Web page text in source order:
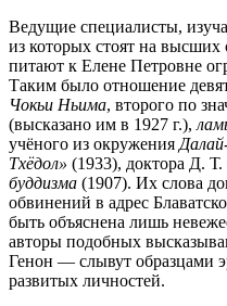
Ведущие специалисты,
из которых стоят на высших
питают к Елене Петровне
Таким было отношение
Чокьи Ньима, второго по
(высказано им в 1927 г.),
учёного из окружения
Тхёдол» (1933), доктора Д.
буддизма (1907). Их слова
обвинений в адрес
быть объяснена лишь
авторы подобных
Генон — слывут образцами
развитых личностей.